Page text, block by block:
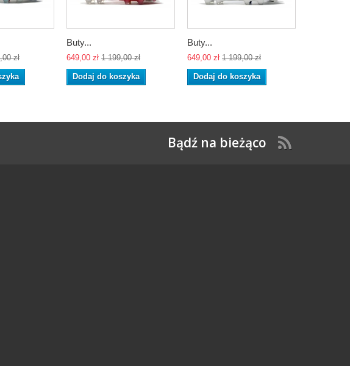
zł
Buty...
649,00 zł 1 199,00 zł
Dodaj do koszyka
Buty...
649,00 zł 1 199,00 zł
Dodaj do koszyka
Bądź na bieżąco